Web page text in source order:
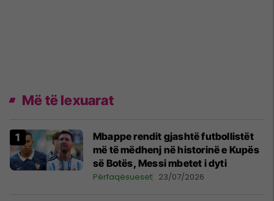
Më të lexuarat
Mbappe rendit gjashtë futbollistët
më të mëdhenj në historinë e Kupës
së Botës, Messi mbetet i dyti
Përfaqësueset 23/07/2026